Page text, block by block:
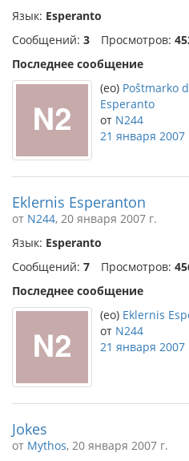
Язык: Esperanto
Сообщений: 3 Просмотров:
Последнее сообщение
(eo) Poŝtmarko
Esperanto
от N244
21 января 2007
Eklernis Esperanton
от N244, 20 января 2007 г.
Язык: Esperanto
Сообщений: 7 Просмотров:
Последнее сообщение
(eo) Eklernis
от N244
21 января 2007
Jokes
от Mythos, 20 января 2007 г.